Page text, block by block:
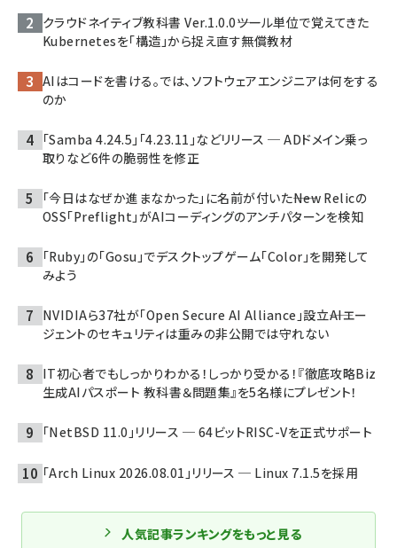
クラウドネイティブ教科書 Ver.1.0.0――ツール単位で覚えてきた
Kubernetesを「構造」から捉え直す無償教材
AIはコードを書ける。では、ソフトウェアエンジニアは何をする
のか
「Samba 4.24.5」「4.23.11」などリリース ─ ADドメイン乗っ
取りなど6件の脆弱性を修正
「今日はなぜか進まなかった」に名前が付いた――New Relicの
OSS「Preflight」がAIコーディングのアンチパターンを検知
「Ruby」の「Gosu」でデスクトップゲーム「Color」を開発して
みよう
NVIDIAら37社が「Open Secure AI Alliance」設立――AIエー
ジェントのセキュリティは重みの非公開では守れない
IT初心者でもしっかりわかる！しっかり受かる！『徹底攻略Biz
生成AIパスポート 教科書＆問題集』を5名様にプレゼント！
「NetBSD 11.0」リリース ─ 64ビットRISC-Vを正式サポート
「Arch Linux 2026.08.01」リリース ─ Linux 7.1.5を採用
人気記事ランキングをもっと見る